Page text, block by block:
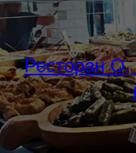
Ресторан